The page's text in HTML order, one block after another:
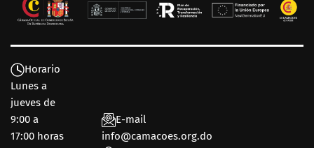
Horario
Lunes a
jueves de
9:00 a
17:00 horas
E-mail
info@camacoes.org.do